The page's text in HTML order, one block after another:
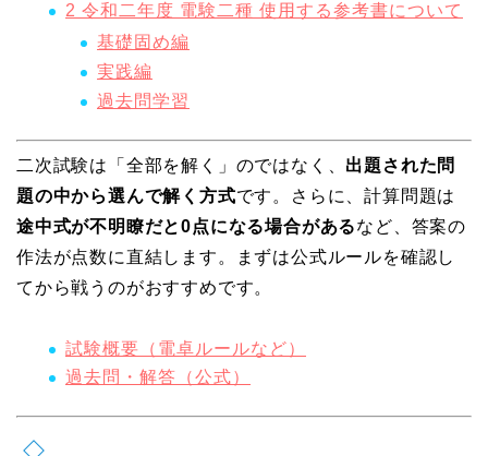
2 令和二年度 電験二種 使用する参考書について
基礎固め編
実践編
過去問学習
二次試験は「全部を解く」のではなく、 出題された問
題の中から選んで解く方式です。さらに、計算問題は
途中式が不明瞭だと0点になる場合があるなど、答案の
作法が点数に直結します。まずは公式ルールを確認し
てから戦うのがおすすめです。
試験概要（電卓ルールなど）
過去問・解答（公式）